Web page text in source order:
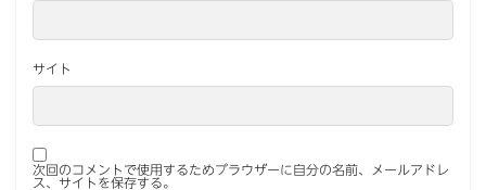
サイト
次回のコメントで使用するためブラウザーに自分の名前、メールアドレ
ス、サイトを保存する。